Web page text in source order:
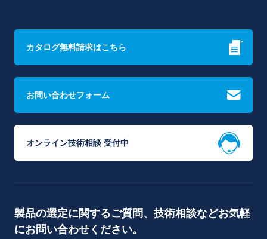
カタログ無料請求はこちら
お問い合わせフォーム
オンライン技術相談 受付中
製品の選定に関するご質問、技術相談などお気軽
にお問い合わせください。